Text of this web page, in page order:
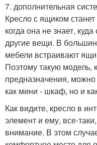
7. дополнительная
Кресло с ящиком
когда она не знает,
другие вещи. В
мебели встраивают
Поэтому такую модель,
предназначения, можно
как мини - шкаф, но и
Как видите, кресло в
элемент и ему, все-
внимание. В этом